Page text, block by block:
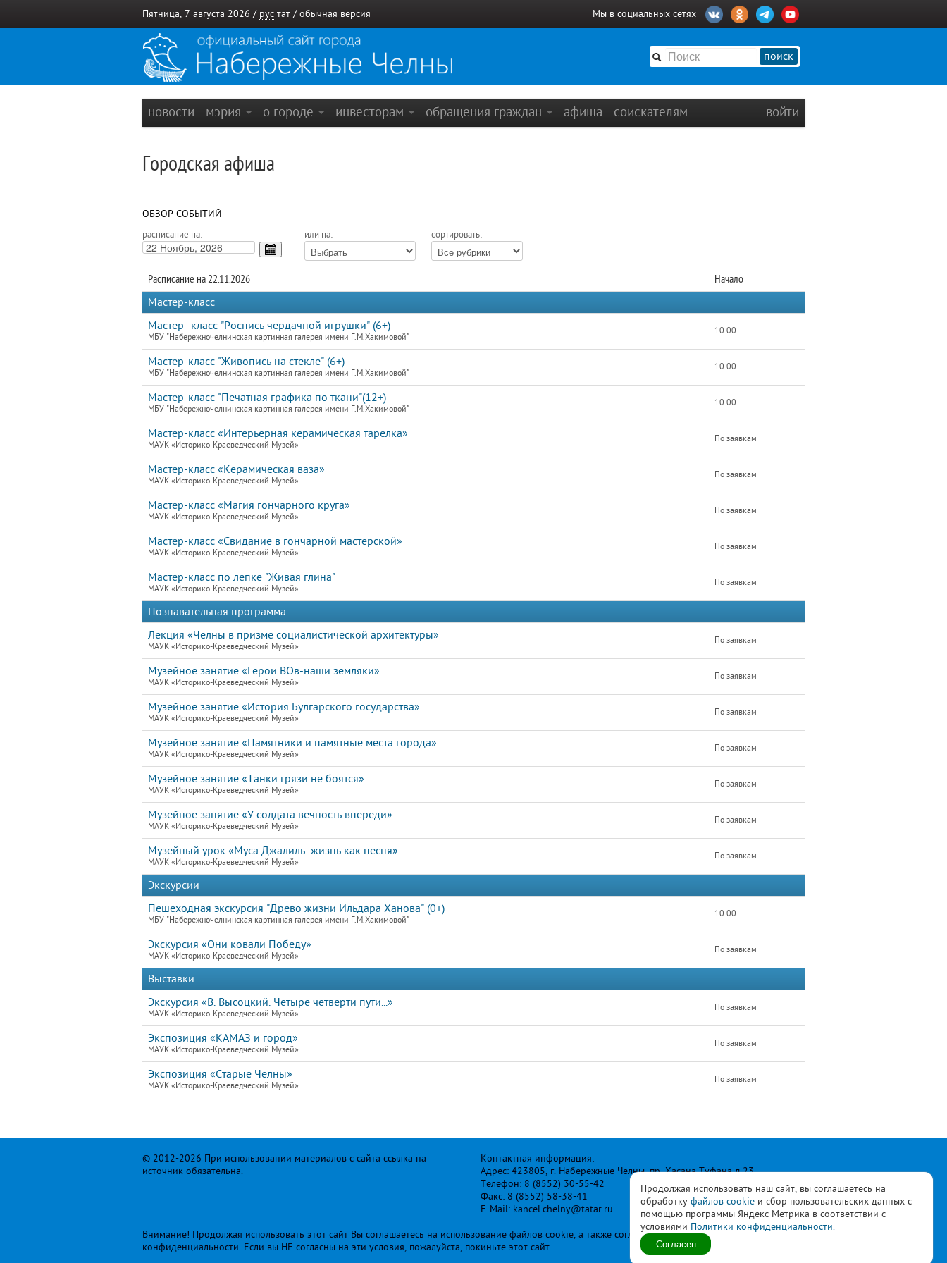
Продолжая использовать наш сайт, вы соглашаетесь на
обработку файлов cookie и сбор пользовательских данных с
помощью программы Яндекс Метрика в соответствии с
условиями Политики конфиденциальности.
Согласен
Пятница, 7 августа 2026 / рус тат / обычная версия Мы в социальных сетях
поиск
новости мэрия о городе инвесторам обращения граждан афиша соискателям войти
Городская афиша
ОБЗОР СОБЫТИЙ
расписание на: или на: сортировать:
Расписание на 22.11.2026
Начало
Мастер-класс
Мастер- класс "Роспись чердачной игрушки" (6+)
МБУ "Набережночелнинская картинная галерея имени Г.М.Хакимовой"
10.00
Мастер-класс "Живопись на стекле" (6+)
МБУ "Набережночелнинская картинная галерея имени Г.М.Хакимовой"
10.00
Мастер-класс "Печатная графика по ткани"(12+)
МБУ "Набережночелнинская картинная галерея имени Г.М.Хакимовой"
10.00
Мастер-класс «Интерьерная керамическая тарелка»
МАУК «Историко-Краеведческий Музей»
По заявкам
Мастер-класс «Керамическая ваза»
МАУК «Историко-Краеведческий Музей»
По заявкам
Мастер-класс «Магия гончарного круга»
МАУК «Историко-Краеведческий Музей»
По заявкам
Мастер-класс «Свидание в гончарной мастерской»
МАУК «Историко-Краеведческий Музей»
По заявкам
Мастер-класс по лепке "Живая глина"
МАУК «Историко-Краеведческий Музей»
По заявкам
Познавательная программа
Лекция «Челны в призме социалистической архитектуры»
МАУК «Историко-Краеведческий Музей»
По заявкам
Музейное занятие «Герои ВОв-наши земляки»
МАУК «Историко-Краеведческий Музей»
По заявкам
Музейное занятие «История Булгарского государства»
МАУК «Историко-Краеведческий Музей»
По заявкам
Музейное занятие «Памятники и памятные места города»
МАУК «Историко-Краеведческий Музей»
По заявкам
Музейное занятие «Танки грязи не боятся»
МАУК «Историко-Краеведческий Музей»
По заявкам
Музейное занятие «У солдата вечность впереди»
МАУК «Историко-Краеведческий Музей»
По заявкам
Музейный урок «Муса Джалиль: жизнь как песня»
МАУК «Историко-Краеведческий Музей»
По заявкам
Экскурсии
Пешеходная экскурсия "Древо жизни Ильдара Ханова" (0+)
МБУ "Набережночелнинская картинная галерея имени Г.М.Хакимовой"
10.00
Экскурсия «Они ковали Победу»
МАУК «Историко-Краеведческий Музей»
По заявкам
Выставки
Экскурсия «В. Высоцкий. Четыре четверти пути...»
МАУК «Историко-Краеведческий Музей»
По заявкам
Экспозиция «КАМАЗ и город»
МАУК «Историко-Краеведческий Музей»
По заявкам
Экспозиция «Старые Челны»
МАУК «Историко-Краеведческий Музей»
По заявкам
© 2012-2026 При использовании материалов с сайта ссылка на
источник обязательна.
Контактная информация:
Адрес: 423805, г. Набережные Челны, пр. Хасана Туфана д.23
Телефон: 8 (8552) 30-55-42
Факс: 8 (8552) 58-38-41
E-Mail: kancel.chelny@tatar.ru
Внимание! Продолжая использовать этот сайт Вы соглашаетесь на использование файлов cookie, а также согласны сполитикой
конфиденциальности. Если вы НЕ согласны на эти условия, пожалуйста, покиньте этот сайт